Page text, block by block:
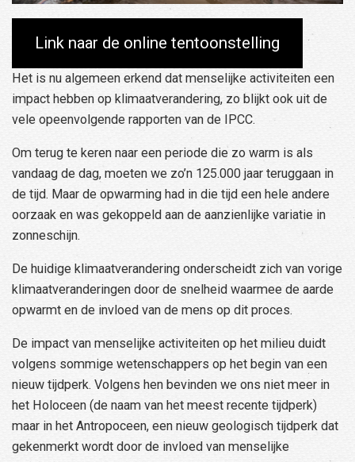
Link naar de online tentoonstelling
Het is nu algemeen erkend dat menselijke activiteiten een
impact hebben op klimaatverandering, zo blijkt ook uit de
vele opeenvolgende rapporten van de IPCC.
Om terug te keren naar een periode die zo warm is als
vandaag de dag, moeten we zo’n 125.000 jaar teruggaan in
de tijd. Maar de opwarming had in die tijd een hele andere
oorzaak en was gekoppeld aan de aanzienlijke variatie in
zonneschijn.
De huidige klimaatverandering onderscheidt zich van vorige
klimaatveranderingen door de snelheid waarmee de aarde
opwarmt en de invloed van de mens op dit proces.
De impact van menselijke activiteiten op het milieu duidt
volgens sommige wetenschappers op het begin van een
nieuw tijdperk. Volgens hen bevinden we ons niet meer in
het Holoceen (de naam van het meest recente tijdperk)
maar in het Antropoceen, een nieuw geologisch tijdperk dat
gekenmerkt wordt door de invloed van menselijke